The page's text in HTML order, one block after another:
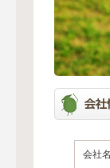
会社名